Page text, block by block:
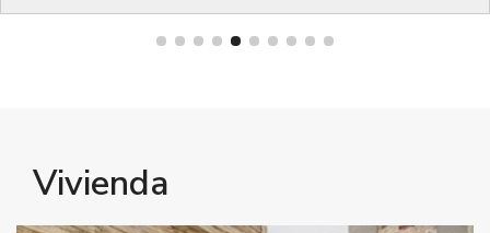
Vivienda